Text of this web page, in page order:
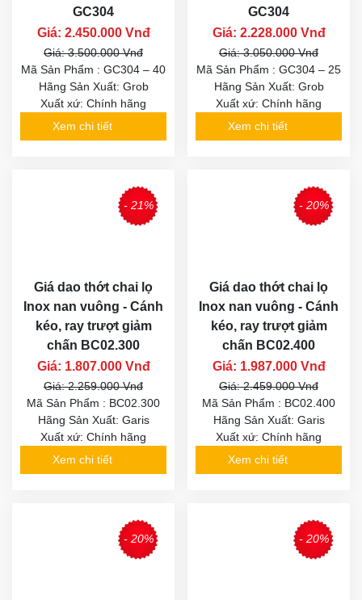
GC304
Giá: 2.450.000 Vnđ
Giá: 3.500.000 Vnđ
Mã Sản Phẩm : GC304 – 40
Hãng Sản Xuất: Grob
Xuất xứ: Chính hãng
Xem chi tiết
GC304
Giá: 2.228.000 Vnđ
Giá: 3.050.000 Vnđ
Mã Sản Phẩm : GC304 – 25
Hãng Sản Xuất: Grob
Xuất xứ: Chính hãng
Xem chi tiết
- 21%
Giá dao thớt chai lọ
Inox nan vuông - Cánh
kéo, ray trượt giảm
chấn BC02.300
Giá: 1.807.000 Vnđ
Giá: 2.259.000 Vnđ
Mã Sản Phẩm : BC02.300
Hãng Sản Xuất: Garis
Xuất xứ: Chính hãng
Xem chi tiết
- 20%
Giá dao thớt chai lọ
Inox nan vuông - Cánh
kéo, ray trượt giảm
chấn BC02.400
Giá: 1.987.000 Vnđ
Giá: 2.459.000 Vnđ
Mã Sản Phẩm : BC02.400
Hãng Sản Xuất: Garis
Xuất xứ: Chính hãng
Xem chi tiết
- 20% - 20%